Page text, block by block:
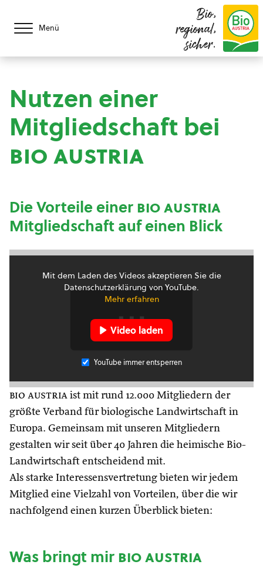
Menü
Bio,
regional,
sicher.
Nutzen einer
Mitgliedschaft bei
bio austria
Die Vorteile einerbio austria
Mitgliedschaft auf einen Blick
Mit dem Laden des Videos akzeptieren Sie die
Datenschutzerklärung von YouTube.
Mehr erfahren
Video laden
YouTube immer entsperren
bio austria ist mit rund 12.000 Mitgliedern der
größte Verband für biologische Landwirtschaft in
Europa. Gemeinsam mit unseren Mitgliedern
gestalten wir seit über 40 Jahren die heimische Bio-
Landwirtschaft entscheidend mit.
Als starke Interessensvertretung bieten wir jedem
Mitglied eine Vielzahl von Vorteilen, über die wir
nachfolgend einen kurzen Überblick bieten:
Was bringt mirbio austria